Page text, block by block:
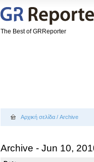
The Best of GRReporter
Αρχική σελίδα / Archive
Archive - Jun 10,